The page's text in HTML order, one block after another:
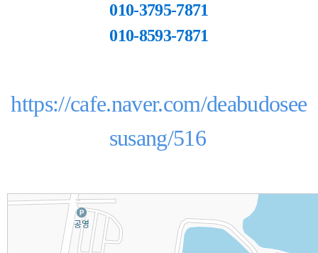
010-3795-7871
010-8593-7871
https://cafe.naver.com/deabudosee
susang/516